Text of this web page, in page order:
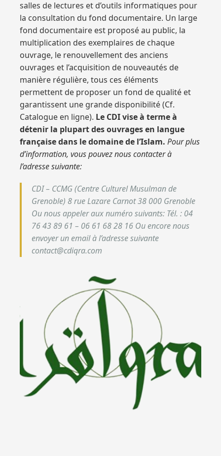
salles de lectures et d’outils informatiques pour
la consultation du fond documentaire. Un large
fond documentaire est proposé au public, la
multiplication des exemplaires de chaque
ouvrage, le renouvellement des anciens
ouvrages et l’acquisition de nouveautés de
manière régulière, tous ces éléments
permettent de proposer un fond de qualité et
garantissent une grande disponibilité (Cf.
Catalogue en ligne). Le CDI vise à terme à
détenir la plupart des ouvrages en langue
française dans le domaine de l’Islam. Pour plus
d’information, vous pouvez nous contacter à
l’adresse suivante:
CDI – CCMG (Centre Culturel Musulman de
Grenoble) 8 rue Lazare Carnot 38 000 Grenoble
Ou nous appeler aux numéro suivants: Tél. : 04
76 43 89 61 – 06 61 68 28 16 Ou encore nous
envoyer un email à l’adresse suivante
contact@cdiqra.com